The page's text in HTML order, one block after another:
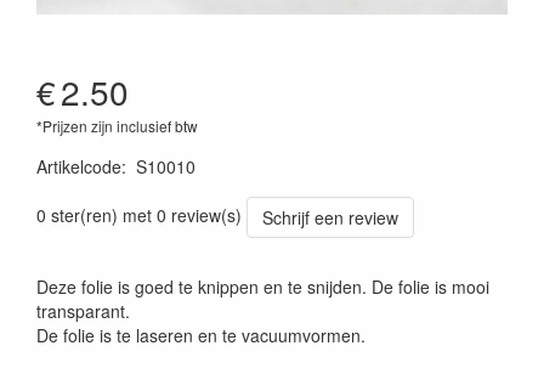
€2.50
*Prijzen zijn inclusief btw
Artikelcode: S10010
0 ster(ren) met 0 review(s)
Schrijf een review
Deze folie is goed te knippen en te snijden. De folie is mooi
transparant.
De folie is te laseren en te vacuumvormen.